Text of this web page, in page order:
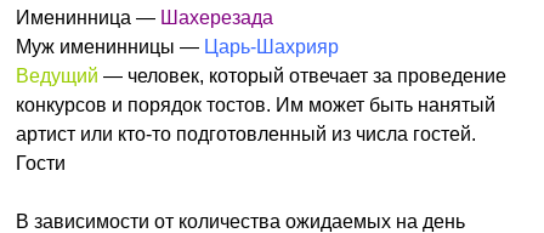
Именинница — Шахерезада
Муж именинницы — Царь-Шахрияр
Ведущий — человек, который отвечает за проведение
конкурсов и порядок тостов. Им может быть нанятый
артист или кто-то подготовленный из числа гостей.
Гости
В зависимости от количества ожидаемых на день